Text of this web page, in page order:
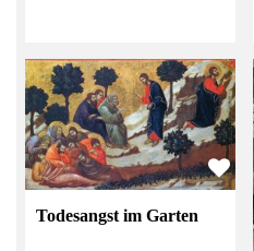
Todesangst im Garten